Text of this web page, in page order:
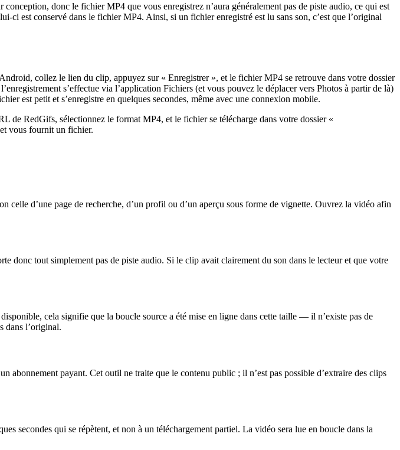
donc le fichier MP4 que vous enregistrez n’aura généralement pas de piste audio, ce qui est
ci est conservé dans le fichier MP4. Ainsi, si un fichier enregistré est lu sans son, c’est que l’original
collez le lien du clip, appuyez sur « Enregistrer », et le fichier MP4 se retrouve dans votre dossier
s’effectue via l’application Fichiers (et vous pouvez le déplacer vers Photos à partir de là)
est petit et s’enregistre en quelques secondes, même avec une connexion mobile.
de RedGifs, sélectionnez le format MP4, et le fichier se télécharge dans votre dossier «
vous fournit un fichier.
d’une page de recherche, d’un profil ou d’un aperçu sous forme de vignette. Ouvrez la vidéo afin
donc tout simplement pas de piste audio. Si le clip avait clairement du son dans le lecteur et que votre
cela signifie que la boucle source a été mise en ligne dans cette taille — il n’existe pas de
dans l’original.
payant. Cet outil ne traite que le contenu public ; il n’est pas possible d’extraire des clips
secondes qui se répètent, et non à un téléchargement partiel. La vidéo sera lue en boucle dans la